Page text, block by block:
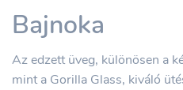
Bajnoka
Az edzett üveg, különösen a
mint a Gorilla Glass, kiváló